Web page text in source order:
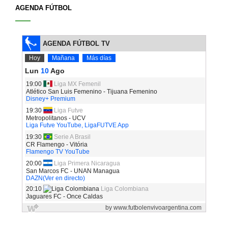
AGENDA FÚTBOL